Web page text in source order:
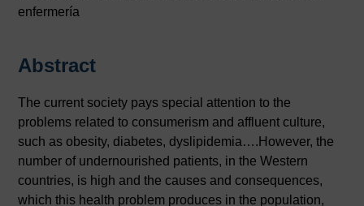
enfermería
Abstract
The current society pays special attention to the
problems related to consumerism and affluent culture,
such as obesity, diabetes, dyslipidemia….However, the
number of undernourished patients, in the Western
countries, is high and the causes and consequences,
which this health problem produces in the population,